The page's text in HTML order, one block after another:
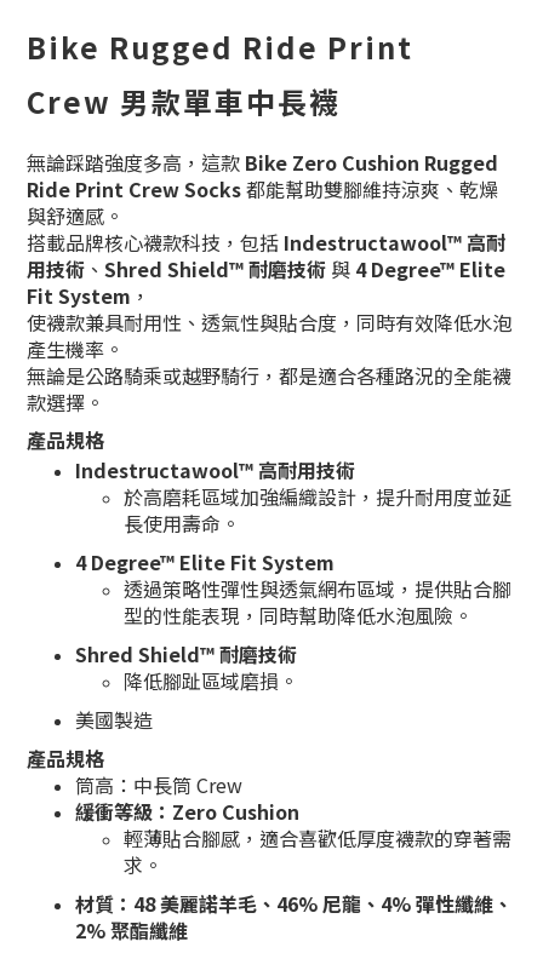
Bike Rugged Ride Print
Crew 男款單車中長襪
無論踩踏強度多高，這款 Bike Zero Cushion Rugged
Ride Print Crew Socks都能幫助雙腳維持涼爽、乾燥
與舒適感。
搭載品牌核心襪款科技，包括 Indestructawool™ 高耐
用技術 、 Shred Shield™ 耐磨技術 與 4 Degree™ Elite
Fit System ，
使襪款兼具耐用性、透氣性與貼合度，同時有效降低水泡
產生機率。
無論是公路騎乘或越野騎行，都是適合各種路況的全能襪
款選擇。
產品規格
Indestructawool™ 高耐用技術
於高磨耗區域加強編織設計，提升耐用度並延
長使用壽命。
4 Degree™ Elite Fit System
透過策略性彈性與透氣網布區域，提供貼合腳
型的性能表現，同時幫助降低水泡風險。
Shred Shield™ 耐磨技術
降低腳趾區域磨損。
美國製造
產品規格
筒高：中長筒 Crew
緩衝等級：Zero Cushion
輕薄貼合腳感，適合喜歡低厚度襪款的穿著需
求。
材質：48 美麗諾羊毛、46% 尼龍、4% 彈性纖維、
2% 聚酯纖維